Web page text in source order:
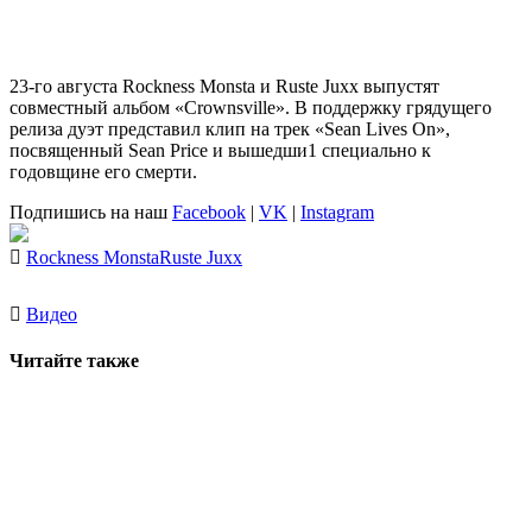
23-го августа Rockness Monsta и Ruste Juxx выпустят
совместный альбом «Crownsville». В поддержку грядущего
релиза дуэт представил клип на трек «Sean Lives On»,
посвященный Sean Price и вышедши1 специально к
годовщине его смерти.
Подпишись на наш Facebook | VK | Instagram
Rockness MonstaRuste Juxx
Видео
Читайте также